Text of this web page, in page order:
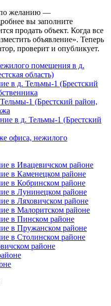
по желанию —
вы заполните
продать объект. Когда все
объявление». Теперь
проверит и опубликует.
помещения в д.
область)
в д. Тельмы-1 (Брестский
1 (Брестский район,
в д. Тельмы-1 (Брестский
офиса, нежилого
в Ивацевичском районе
в Каменецком районе
в Кобринском районе
в Лунинецком районе
в Ляховичском районе
в Малоритском районе
в Пинском районе
в Пружанском районе
в Столинском районе
районе